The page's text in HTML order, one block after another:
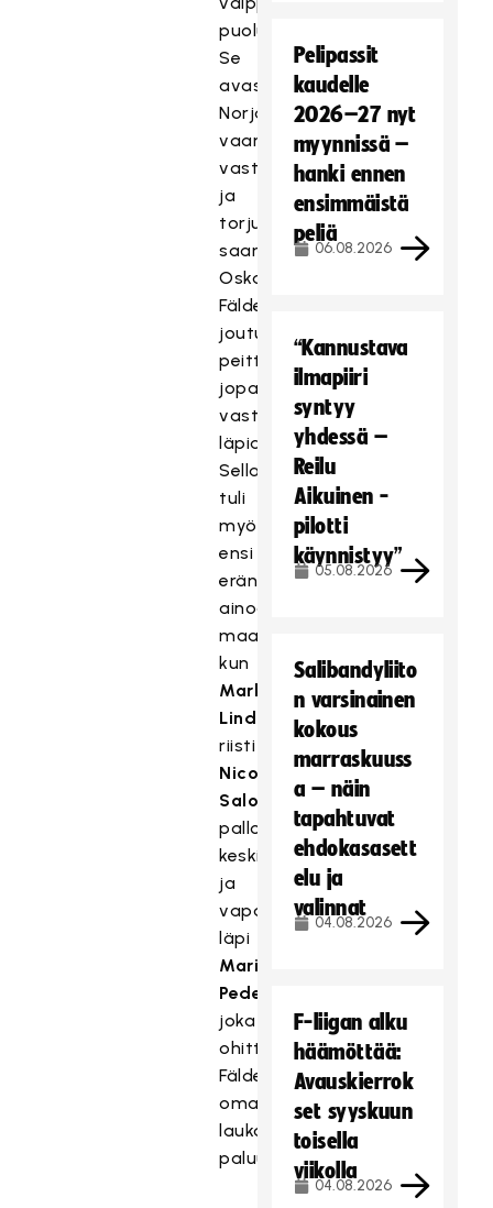
puolustusviisikkoon.
Se
avasi
Norjalle
vaarallisia
vastaiskuja,
ja
torjuntavuoron
saanut
Oskari
Fälden
joutui
peittämään
jopa
vastustajan
läpiajoja.
Sellaisesta
tuli
myös
ensi
erän
ainoa
maali,
kun
Markus
Lindgjerdet
riisti
Nico
Salolta
pallon
keskiviivalla
ja
vapautti
läpi
Marius
Pedersenin
joka
ohitti
Fäldenin
oman
laukauksensa
paluupallolla.
Pelipassit
kaudelle
2026–27 nyt
myynnissä –
hanki ennen
ensimmäistä
peliä
06.08.2026
“Kannustava
ilmapiiri
syntyy
yhdessä –
Reilu
Aikuinen -
pilotti
käynnistyy”
05.08.2026
Salibandyliito
n varsinainen
kokous
marraskuuss
a – näin
tapahtuvat
ehdokasasett
elu ja
valinnat
04.08.2026
F-liigan alku
häämöttää:
Avauskierrok
set syyskuun
toisella
viikolla
04.08.2026